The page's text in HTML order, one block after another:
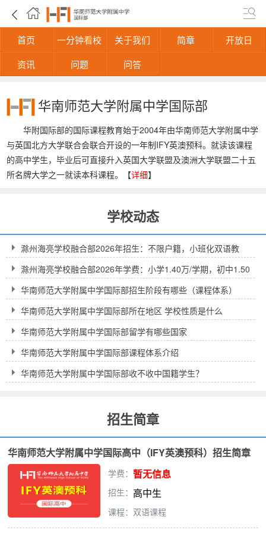
首页 一分钟看校 关于我们 简章
开放日
资讯
问题 问答
华南师范大学附属中学国际部
华附国际部的国际课程教育始于2004年由华南师范大学附属中学
与英国北方大学联合会联合开设的一年制IFY英澳预科。就读该课程
的高中学生，毕业后可直接升入英国大学联盟及澳洲大学联盟二十五
所名牌大学之一就读本科课程。【详细】
学校动态
滁州海亮学校融合部2026年招生：不限户籍，小班化双语教
学，1-9年级插班开放
滁州海亮学校融合部2026年学费：小学1.40万/学期，初中1.50
万/学期
华南师范大学附属中学国际部招生阶段有哪些（课程体系）
华南师范大学附属中学国际部所在地区 学校性质是什么
华南师范大学附属中学国际部留学有哪些国家
华南师范大学附属中学国际部课程体系介绍
华南师范大学附属中学国际部收不收中国籍学生？
招生简章
华南师范大学附属中学国际高中（IFY英澳预科）招生简章
学费： 暂无信息
招生： 高中生
课程：双语课程